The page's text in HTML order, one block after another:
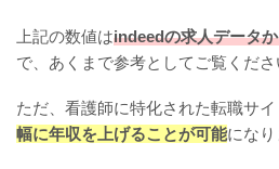
上記の数値はindeedの求人データ
で、あくまで参考としてご覧くださ
ただ、看護師に特化された転職サイ
幅に年収を上げることが可能になり